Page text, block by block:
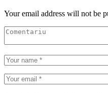
Your email address will not be